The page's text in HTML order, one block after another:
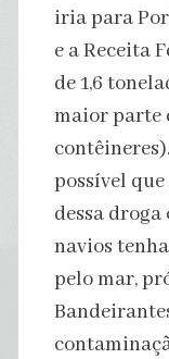
iria para
e a Receita
de 1,6
maior parte
possível
dessa droga
navios
pelo mar,